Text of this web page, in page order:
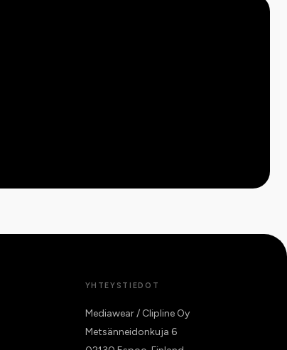
YHTEYSTIEDOT
Mediawear / Clipline Oy
Metsänneidonkuja 6